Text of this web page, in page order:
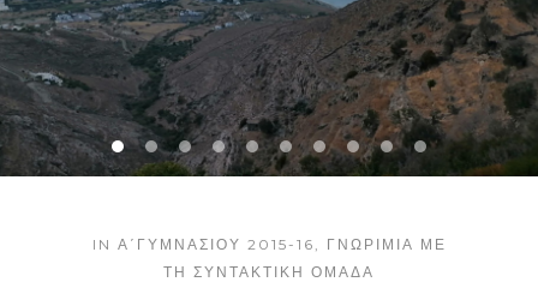
IN Α΄ΓΥΜΝΑΣΊΟΥ 2015-16 , ΓΝΩΡΙΜΊΑ ΜΕ
ΤΗ ΣΥΝΤΑΚΤΙΚΉ ΟΜΆΔΑ